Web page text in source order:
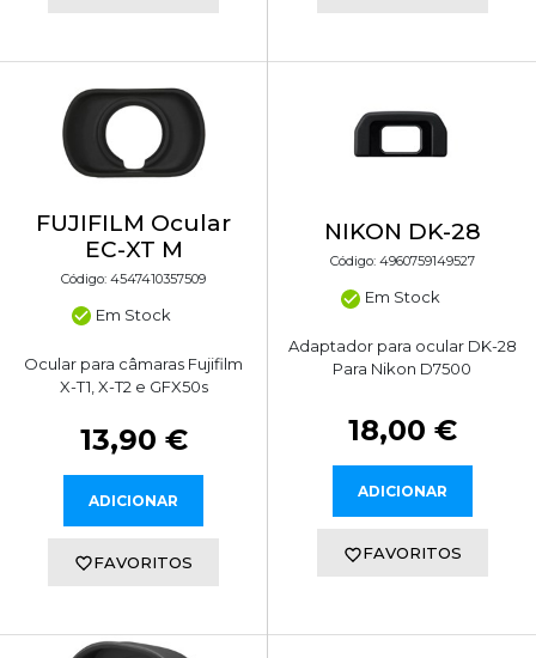
FUJIFILM Ocular
EC-XT M
Código: 4547410357509
Em Stock
Ocular para câmaras Fujifilm
X-T1, X-T2 e GFX50s
13,90 €
ADICIONAR
FAVORITOS
NIKON DK-28
Código: 4960759149527
Em Stock
Adaptador para ocular DK-28
Para Nikon D7500
18,00 €
ADICIONAR
FAVORITOS